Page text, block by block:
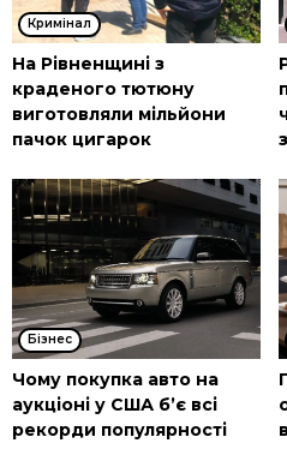
Кримінал
На Рівненщині з
краденого тютюну
виготовляли мільйони
пачок цигарок
Бізнес
Чому покупка авто на
аукціоні у США б’є всі
рекорди популярності